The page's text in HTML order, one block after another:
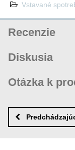
Vstavané
Recenzie
Diskusia
Zatiaľ nie sú žiadne
Nový komentár
Otázka k
MENO